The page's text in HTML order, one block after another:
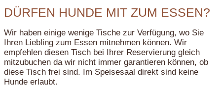
DÜRFEN HUNDE MIT ZUM ESSEN?
Wir haben einige wenige Tische zur Verfügung, wo Sie
Ihren Liebling zum Essen mitnehmen können. Wir
empfehlen diesen Tisch bei Ihrer Reservierung gleich
mitzubuchen da wir nicht immer garantieren können, ob
diese Tisch frei sind. Im Speisesaal direkt sind keine
Hunde erlaubt.